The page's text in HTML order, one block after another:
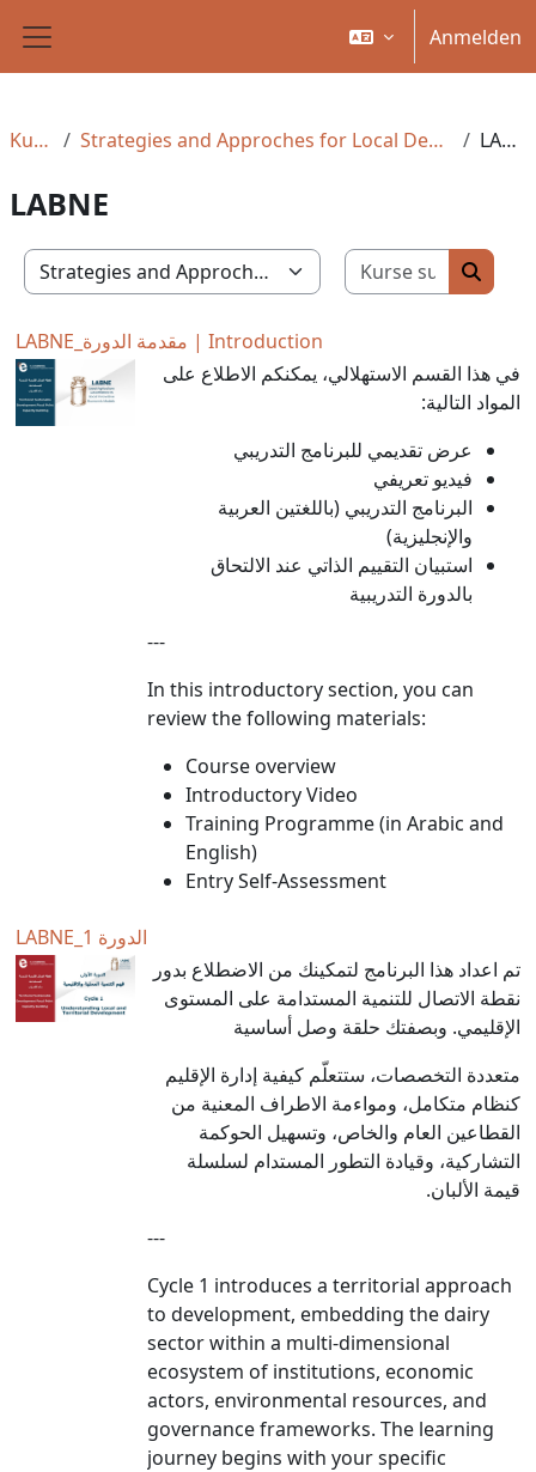
Website-Übersicht
Anmelden
Kurse Strategies and Approches for Local Development LABNE
LABNE
Kursbereiche
Kurse
Kurse
LABNE_مقدمة الدورة | Introduction
في هذا القسم الاستهلالي، يمكنكم الاطلاع على
المواد التالية:
عرض تقديمي للبرنامج التدريبي
فيديو تعريفي
البرنامج التدريبي (باللغتين العربية
والإنجليزية)
استبيان التقييم الذاتي عند الالتحاق
بالدورة التدريبية
---
In this introductory section, you can
review the following materials:
Course overview
Introductory Video
Training Programme (in Arabic and
English)
Entry Self-Assessment
LABNE_الدورة 1
تم اعداد هذا البرنامج لتمكينك من الاضطلاع بدور
نقطة الاتصال للتنمية المستدامة على المستوى
الإقليمي. وبصفتك حلقة وصل أساسية
متعددة التخصصات، ستتعلّم كيفية إدارة الإقليم
كنظام متكامل، ومواءمة الاطراف المعنية من
القطاعين العام والخاص، وتسهيل الحوكمة
التشاركية، وقيادة التطور المستدام لسلسلة
قيمة الألبان.
---
Cycle 1 introduces a territorial approach
to development, embedding the dairy
sector within a multi-dimensional
ecosystem of institutions, economic
actors, environmental resources, and
governance frameworks. The learning
journey begins with your specific